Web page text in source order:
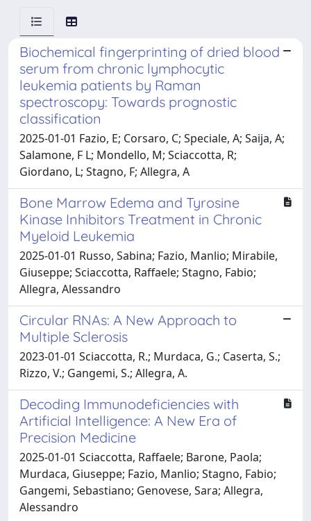
Biochemical fingerprinting of dried blood
serum from chronic lymphocytic
leukemia patients by Raman
spectroscopy: Towards prognostic
classification
2025-01-01 Fazio, E; Corsaro, C; Speciale, A; Saija, A;
Salamone, F L; Mondello, M; Sciaccotta, R;
Giordano, L; Stagno, F; Allegra, A
Bone Marrow Edema and Tyrosine
Kinase Inhibitors Treatment in Chronic
Myeloid Leukemia
2025-01-01 Russo, Sabina; Fazio, Manlio; Mirabile,
Giuseppe; Sciaccotta, Raffaele; Stagno, Fabio;
Allegra, Alessandro
Circular RNAs: A New Approach to
Multiple Sclerosis
2023-01-01 Sciaccotta, R.; Murdaca, G.; Caserta, S.;
Rizzo, V.; Gangemi, S.; Allegra, A.
Decoding Immunodeficiencies with
Artificial Intelligence: A New Era of
Precision Medicine
2025-01-01 Sciaccotta, Raffaele; Barone, Paola;
Murdaca, Giuseppe; Fazio, Manlio; Stagno, Fabio;
Gangemi, Sebastiano; Genovese, Sara; Allegra,
Alessandro